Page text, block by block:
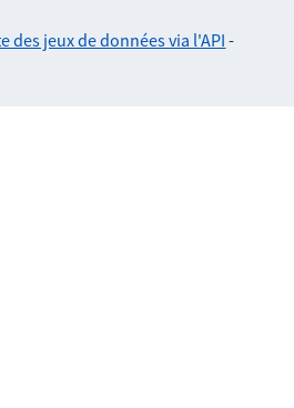
des jeux de données via l'API -